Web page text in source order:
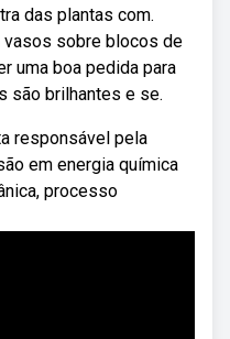
das plantas com.
vasos sobre blocos de
uma boa pedida para
são brilhantes e se.
responsável pela
em energia química
processo